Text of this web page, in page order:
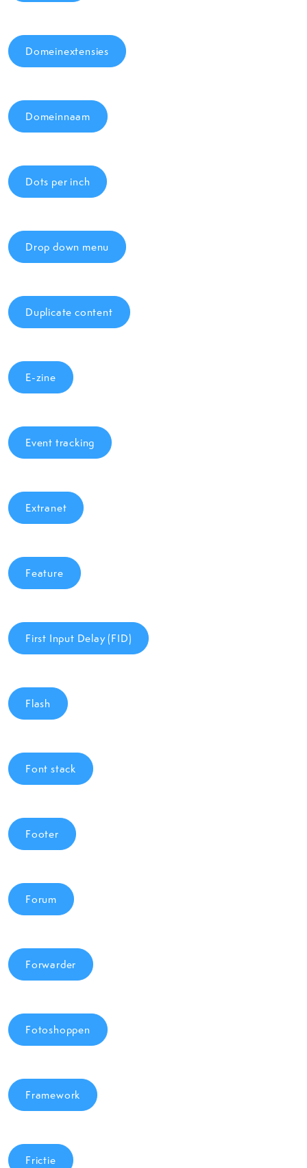
Domeinextensies
Domeinnaam
Dots per inch
Drop down menu
Duplicate content
E-zine
Event tracking
Extranet
Feature
First Input Delay (FID)
Flash
Font stack
Footer
Forum
Forwarder
Fotoshoppen
Framework
Frictie